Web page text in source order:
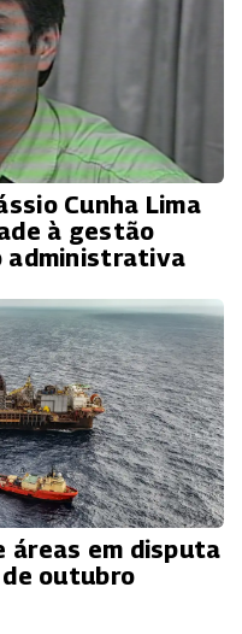
Cunha Lima
à gestão
administrativa
áreas em disputa
outubro